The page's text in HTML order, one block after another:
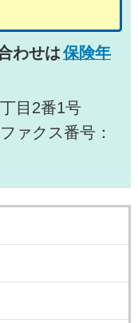
わせは保険年
目2番1号
ァクス番号：